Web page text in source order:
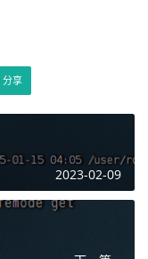
件。
zhangsan/
了，上传超了就会
分享
2023-02-09